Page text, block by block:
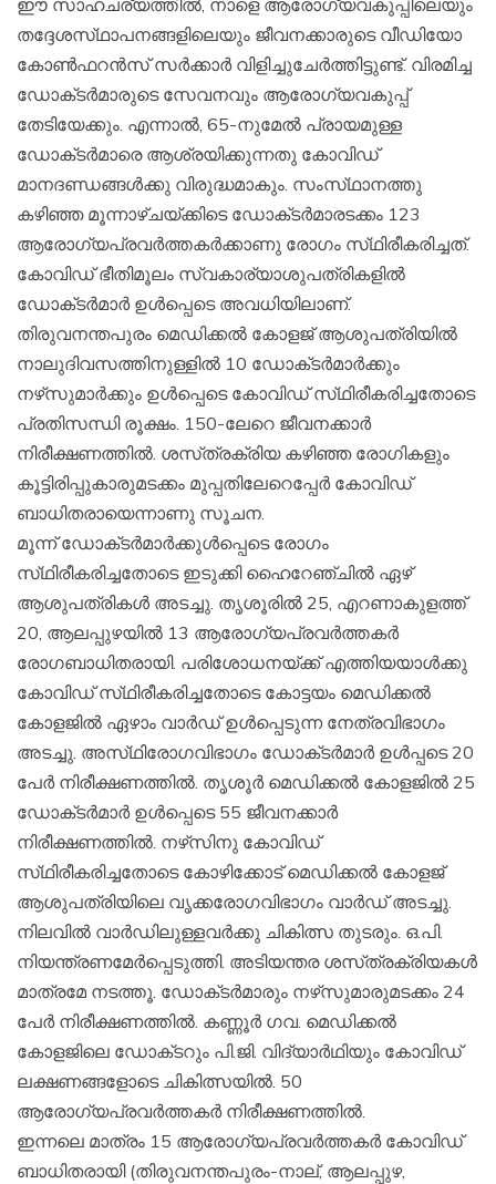
ഈ സാഹചര്യത്തില്‍, നാളെ ആരോഗ്യവകുപ്പിലെയും
തദ്ദേശസ്‌ഥാപനങ്ങളിലെയും ജീവനക്കാരുടെ വീഡിയോ
കോണ്‍ഫറന്‍സ്‌ സര്‍ക്കാര്‍ വിളിച്ചുചേര്‍ത്തിട്ടുണ്ട്‌. വിരമിച്ച
ഡോക്‌ടര്‍മാരുടെ സേവനവും ആരോഗ്യവകുപ്പ്‌
തേടിയേക്കും. എന്നാല്‍, 65-നുമേല്‍ പ്രായമുള്ള
ഡോക്‌ടര്‍മാരെ ആശ്രയിക്കുന്നതു കോവിഡ്‌
മാനദണ്ഡങ്ങള്‍ക്കു വിരുദ്ധമാകും. സംസ്‌ഥാനത്തു
കഴിഞ്ഞ മൂന്നാഴ്‌ചയ്‌ക്കിടെ ഡോക്‌ടര്‍മാരടക്കം 123
ആരോഗ്യപ്രവര്‍ത്തകര്‍ക്കാണു രോഗം സ്‌ഥിരീകരിച്ചത്‌.
കോവിഡ്‌ ഭീതിമൂലം സ്വകാര്യാശുപത്രികളില്‍
ഡോക്‌ടര്‍മാര്‍ ഉള്‍പ്പെടെ അവധിയിലാണ്‌.
തിരുവനന്തപുരം മെഡിക്കല്‍ കോളജ്‌ ആശുപത്രിയില്‍
നാലുദിവസത്തിനുള്ളില്‍ 10 ഡോക്‌ടര്‍മാര്‍ക്കും
നഴ്‌സുമാര്‍ക്കും ഉള്‍പ്പെടെ കോവിഡ്‌ സ്‌ഥിരീകരിച്ചതോടെ
പ്രതിസന്ധി രൂക്ഷം. 150-ലേറെ ജീവനക്കാര്‍
നിരീക്ഷണത്തില്‍. ശസ്‌ത്രക്രിയ കഴിഞ്ഞ രോഗികളും
കൂട്ടിരിപ്പുകാരുമടക്കം മുപ്പതിലേറെപ്പേര്‍ കോവിഡ്‌
ബാധിതരായെന്നാണു സൂചന.
മൂന്ന്‌ ഡോക്‌ടര്‍മാര്‍ക്കുള്‍പ്പെടെ രോഗം
സ്‌ഥിരീകരിച്ചതോടെ ഇടുക്കി ഹൈറേഞ്ചില്‍ ഏഴ്‌
ആശുപത്രികള്‍ അടച്ചു. തൃശൂരില്‍ 25, എറണാകുളത്ത്‌
20, ആലപ്പുഴയില്‍ 13 ആരോഗ്യപ്രവര്‍ത്തകര്‍
രോഗബാധിതരായി. പരിശോധനയ്‌ക്ക് എത്തിയയാള്‍ക്കു
കോവിഡ്‌ സ്‌ഥിരീകരിച്ചതോടെ കോട്ടയം മെഡിക്കല്‍
കോളജില്‍ ഏഴാം വാര്‍ഡ്‌ ഉള്‍പ്പെടുന്ന നേത്രവിഭാഗം
അടച്ചു. അസ്‌ഥിരോഗവിഭാഗം ഡോക്‌ടര്‍മാര്‍ ഉള്‍പ്പടെ 20
പേര്‍ നിരീക്ഷണത്തില്‍. തൃശൂര്‍ മെഡിക്കല്‍ കോളജില്‍ 25
ഡോക്‌ടര്‍മാര്‍ ഉള്‍പ്പെടെ 55 ജീവനക്കാര്‍
നിരീക്ഷണത്തില്‍. നഴ്‌സിനു കോവിഡ്‌
സ്‌ഥിരീകരിച്ചതോടെ കോഴിക്കോട്‌ മെഡിക്കല്‍ കോളജ്‌
ആശുപത്രിയിലെ വൃക്കരോഗവിഭാഗം വാര്‍ഡ്‌ അടച്ചു.
നിലവില്‍ വാര്‍ഡിലുള്ളവര്‍ക്കു ചികിത്സ തുടരും. ഒ.പി.
നിയന്ത്രണമേര്‍പ്പെടുത്തി. അടിയന്തര ശസ്‌ത്രക്രിയകള്‍
മാത്രമേ നടത്തൂ. ഡോക്‌ടര്‍മാരും നഴ്‌സുമാരുമടക്കം 24
പേര്‍ നിരീക്ഷണത്തില്‍. കണ്ണൂര്‍ ഗവ. മെഡിക്കല്‍
കോളജിലെ ഡോക്‌ടറും പി.ജി. വിദ്യാര്‍ഥിയും കോവിഡ്‌
ലക്ഷണങ്ങളോടെ ചികിത്സയില്‍. 50
ആരോഗ്യപ്രവര്‍ത്തകര്‍ നിരീക്ഷണത്തില്‍.
ഇന്നലെ മാത്രം 15 ആരോഗ്യപ്രവര്‍ത്തകര്‍ കോവിഡ്‌
ബാധിതരായി (തിരുവനന്തപുരം-നാല്‌, ആലപ്പുഴ,